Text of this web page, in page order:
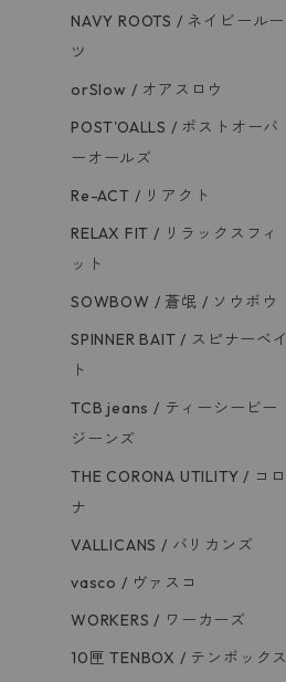
NAVY ROOTS / ネイビールー
ツ
orSlow / オアスロウ
POST'OALLS / ポストオーバ
ーオールズ
Re-ACT / リアクト
RELAX FIT / リラックスフィ
ット
SOWBOW / 蒼氓 / ソウボウ
SPINNER BAIT / スピナーベイ
ト
TCB jeans / ティーシービー
ジーンズ
THE CORONA UTILITY / コロ
ナ
VALLICANS / バリカンズ
vasco / ヴァスコ
WORKERS / ワーカーズ
10匣 TENBOX / テンボックス